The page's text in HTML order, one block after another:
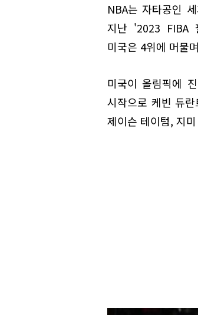
NBA는 자타공인
지난 '2023 FIBA
미국은 4위에 머물
미국이 올림픽에
시작으로 케빈 듀
제이슨 테이텀, 지